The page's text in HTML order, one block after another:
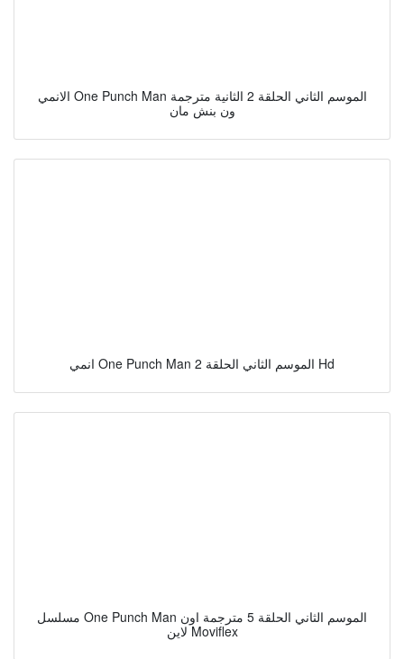
الانمي One Punch Man الموسم الثاني الحلقة 2 الثانية مترجمة
ون بنش مان
انمي One Punch Man الموسم الثاني الحلقة 2 Hd
مسلسل One Punch Man الموسم الثاني الحلقة 5 مترجمة اون
لاين Moviflex